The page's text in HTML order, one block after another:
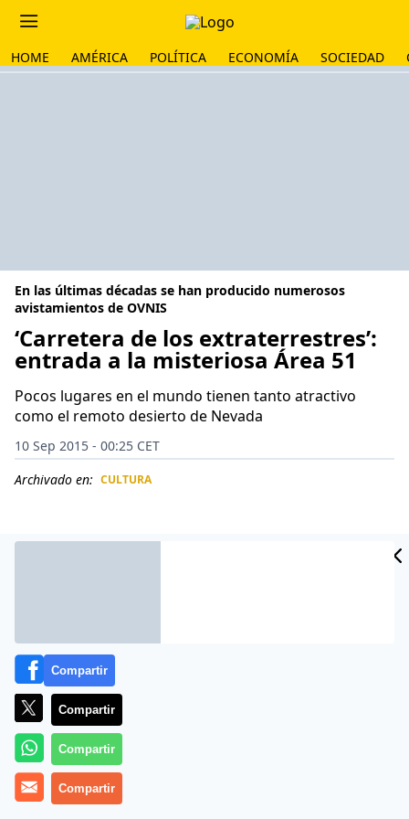
HOME AMÉRICA POLÍTICA ECONOMÍA SOCIEDAD
En las últimas décadas se han producido numerosos
avistamientos de OVNIS
‘Carretera de los extraterrestres’:
entrada a la misteriosa Área 51
Pocos lugares en el mundo tienen tanto atractivo
como el remoto desierto de Nevada
10 Sep 2015 - 00:25 CET
Archivado en: CULTURA
Para aquellos que creen que los extraterrestres nos
visitan, pocos lugares en el mundo tienen tanto
Compartir
Compartir
Compartir
Compartir